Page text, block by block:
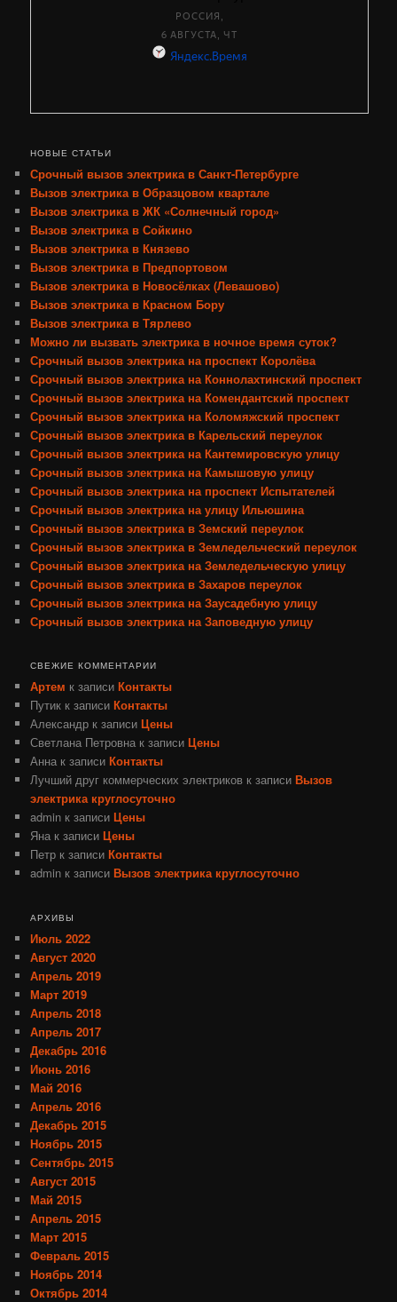
НОВЫЕ СТАТЬИ
Срочный вызов электрика в Санкт-Петербурге
Вызов электрика в Образцовом квартале
Вызов электрика в ЖК «Солнечный город»
Вызов электрика в Сойкино
Вызов электрика в Князево
Вызов электрика в Предпортовом
Вызов электрика в Новосёлках (Левашово)
Вызов электрика в Красном Бору
Вызов электрика в Тярлево
Можно ли вызвать электрика в ночное время суток?
Срочный вызов электрика на проспект Королёва
Срочный вызов электрика на Коннолахтинский проспект
Срочный вызов электрика на Комендантский проспект
Срочный вызов электрика на Коломяжский проспект
Срочный вызов электрика в Карельский переулок
Срочный вызов электрика на Кантемировскую улицу
Срочный вызов электрика на Камышовую улицу
Срочный вызов электрика на проспект Испытателей
Срочный вызов электрика на улицу Ильюшина
Срочный вызов электрика в Земский переулок
Срочный вызов электрика в Земледельческий переулок
Срочный вызов электрика на Земледельческую улицу
Срочный вызов электрика в Захаров переулок
Срочный вызов электрика на Заусадебную улицу
Срочный вызов электрика на Заповедную улицу
СВЕЖИЕ КОММЕНТАРИИ
Артем к записиКонтакты
Путик к записиКонтакты
Александр к записиЦены
Светлана Петровна к записиЦены
Анна к записиКонтакты
Лучший друг коммерческих электриков к записиВызов
электрика круглосуточно
admin к записиЦены
Яна к записиЦены
Петр к записиКонтакты
admin к записиВызов электрика круглосуточно
АРХИВЫ
Июль 2022
Август 2020
Апрель 2019
Март 2019
Апрель 2018
Апрель 2017
Декабрь 2016
Июнь 2016
Май 2016
Апрель 2016
Декабрь 2015
Ноябрь 2015
Сентябрь 2015
Август 2015
Май 2015
Апрель 2015
Март 2015
Февраль 2015
Ноябрь 2014
Октябрь 2014